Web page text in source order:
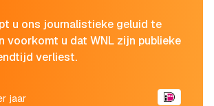
u ons journalistieke geluid te
voorkomt u dat WNL zijn publieke
verliest.
jaar